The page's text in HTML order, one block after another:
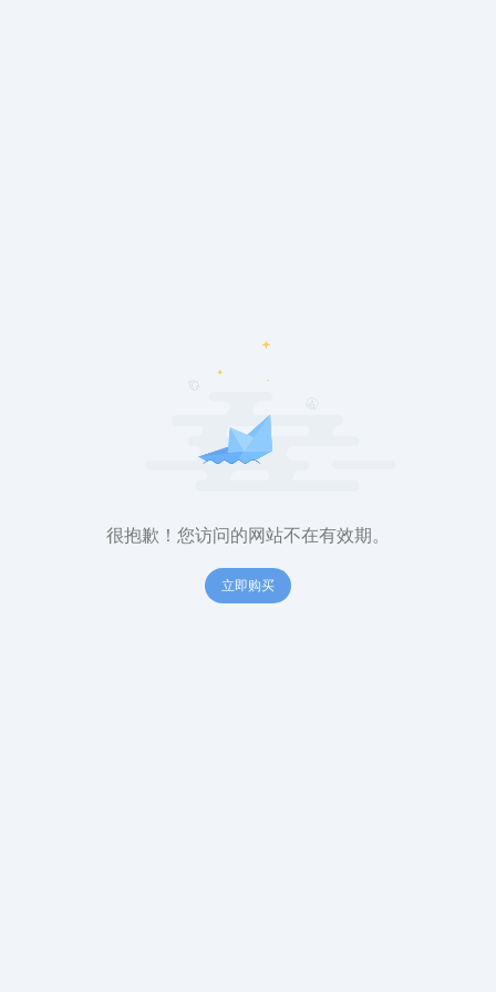
很抱歉！您访问的网站不在有效期。
立即购买